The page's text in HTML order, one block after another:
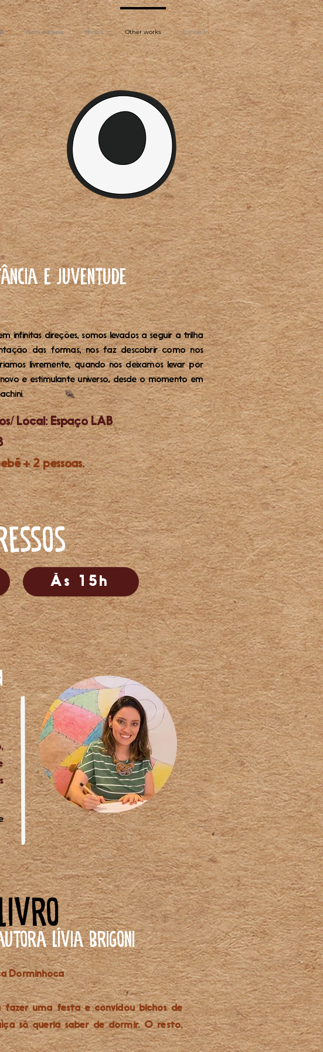
Nova página Shows Other works Contact
e Juventude
Às 15h
infinitas direções, somos levados a seguir a trilha
das formas, nos faz descobrir como nos
livremente, quando nos deixamos levar por
e estimulante universo, desde o momento em
​Local: Espaço LAB
+ 2 pessoas.
Lívia Brigoni
Dorminhoca
fazer uma festa e convidou bichos de
só queria saber de dormir. O resto,